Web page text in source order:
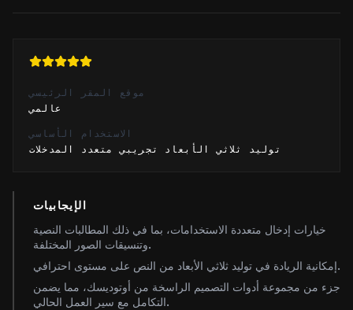
موقع المقر الرئيسي
عالمي
الاستخدام الأساسي
توليد ثلاثي الأبعاد تجريبي متعدد المدخلات
الإيجابيات
خيارات إدخال متعددة الاستخدامات، بما في ذلك المطالبات النصية
وتنسيقات الصور المختلفة.
إمكانية الريادة في توليد ثلاثي الأبعاد من النص على مستوى احترافي.
جزء من مجموعة أدوات التصميم الراسخة من أوتوديسك، مما يضمن
التكامل مع سير العمل الحالي.